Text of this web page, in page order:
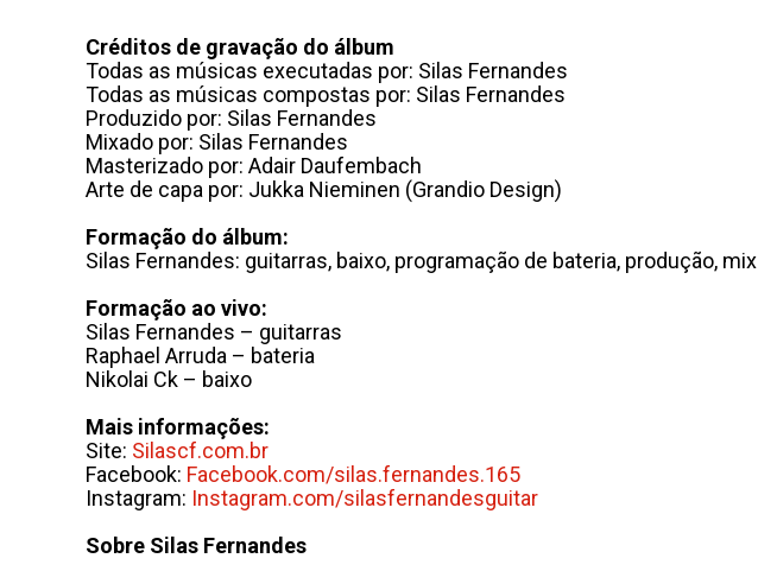
Créditos de gravação do álbum
Todas as músicas executadas por: Silas Fernandes
Todas as músicas compostas por: Silas Fernandes
Produzido por: Silas Fernandes
Mixado por: Silas Fernandes
Masterizado por: Adair Daufembach
Arte de capa por: Jukka Nieminen (Grandio Design)
Formação do álbum:
Silas Fernandes: guitarras, baixo, programação de bateria, produção, mix
Formação ao vivo:
Silas Fernandes – guitarras
Raphael Arruda – bateria
Nikolai Ck – baixo
Mais informações:
Site: Silascf.com.br
Facebook: Facebook.com/silas.fernandes.165
Instagram: Instagram.com/silasfernandesguitar
Sobre Silas Fernandes